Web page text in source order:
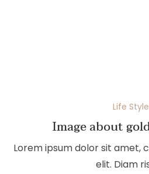
Life Style
Image about
Lorem ipsum dolor sit amet,
elit. Diam